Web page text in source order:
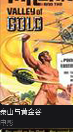
泰山与黄金谷
电影